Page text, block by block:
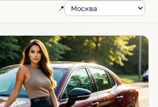
📍